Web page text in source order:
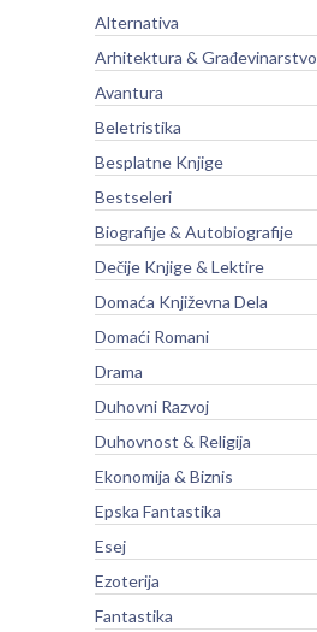
Alternativa
Arhitektura & Građevinarstvo
Avantura
Beletristika
Besplatne Knjige
Bestseleri
Biografije & Autobiografije
Dečije Knjige & Lektire
Domaća Književna Dela
Domaći Romani
Drama
Duhovni Razvoj
Duhovnost & Religija
Ekonomija & Biznis
Epska Fantastika
Esej
Ezoterija
Fantastika